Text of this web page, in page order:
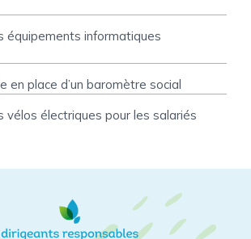
équipements informatiques
en place d’un baromètre social
vélos électriques pour les salariés